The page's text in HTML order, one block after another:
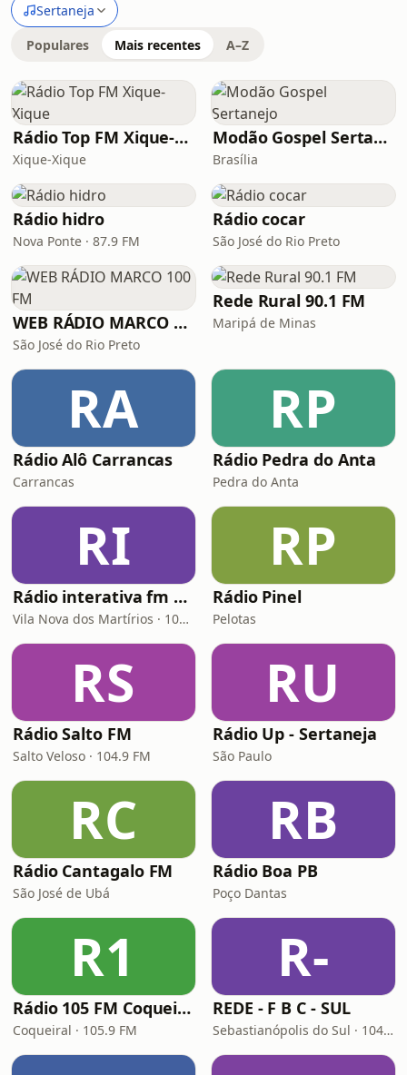
Sertaneja
Populares Mais recentes A–Z
Rádio Top FM Xique-Xique
Xique-Xique
Modão Gospel Sertanejo
Brasília
Rádio hidro
Nova Ponte · 87.9 FM
Rádio cocar
São José do Rio Preto
WEB RÁDIO MARCO 100 FM
São José do Rio Preto
Rede Rural 90.1 FM
Maripá de Minas
RA
Rádio Alô Carrancas
Carrancas
RP
Rádio Pedra do Anta
Pedra do Anta
RI
Rádio interativa fm Vila Nova dos Martírios
Vila Nova dos Martírios · 106.3 FM
RP
Rádio Pinel
Pelotas
RS
Rádio Salto FM
Salto Veloso · 104.9 FM
RU
Rádio Up - Sertaneja
São Paulo
RC
Rádio Cantagalo FM
São José de Ubá
RB
Rádio Boa PB
Poço Dantas
R1
Rádio 105 FM Coqueiral
Coqueiral · 105.9 FM
R-
REDE - F B C - SUL
Sebastianópolis do Sul · 104.3 FM